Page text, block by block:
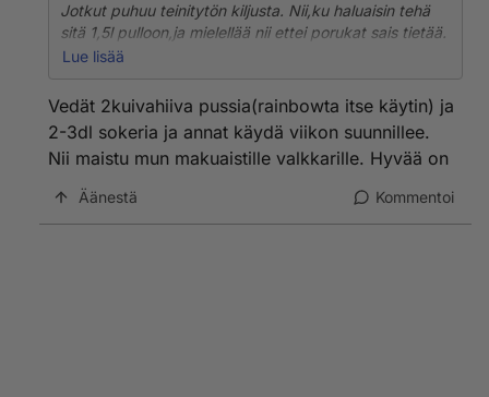
Jotkut puhuu teinitytön kiljusta. Nii,ku haluaisin tehä
sitä 1,5l pulloon,ja mielellää nii ettei porukat sais tietää.
Nii voiko joku antaa tarkat ohjeet siitä et paljonko
aukoa ettei se pullo lojaha sinne kaappii?
Lue lisää
Vedät 2kuivahiiva pussia(rainbowta itse käytin) ja
2-3dl sokeria ja annat käydä viikon suunnillee.
Nii maistu mun makuaistille valkkarille. Hyvää on
Äänestä Kommentoi